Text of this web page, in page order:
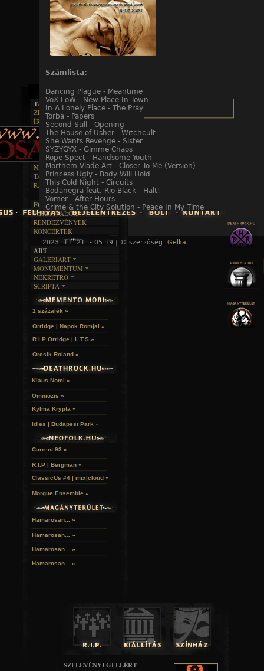
Számlista:
Dancing Plague - Meantime
VoX LoW - New Place In Town
In A Lonely Place - The Pray
Torba - Papers
Second Still - Opening
The House of Usher - Witchcult
She Wants Revenge - Sister
SYZYGYX - Gimme Chaos
Rope Spect - Handsome Youth
Morthem Vlade Art - Closer To Me (Version)
Princess Ugly - Body Will Hold
This Cold Night - Circuits
Bodanegra feat. Rio Black - Halt!
Vomer - After Hours
Crime & the City Solution - Peace In My Time
A hozzászóláshoz
2023. 11. 21. - 05:19 | © szerzőség: Gelka «
TAJTÉKOS LAPOK
ZENE
EGYÜTTESEK
INTERJÚK
FORDÍTÁSOK
DALSZÖVEGEK
ÍRÁSOK
IRODALOM
FILM
MŰVÉSZET
ÍRÁSTÖRTÉNET
BOSZORKÁNYKONYHA
FEKETE HUMOR
KÉPES
SZÖVEGES
RENDEZVÉNYEK
NEKROMANTIKA
AKTUÁLIS
A MÚLT
TAJTÉKOS NAPOK
R.I.P.
FOTÓGALÉRIA
FESZTIVÁLOK
RENDEZVÉNYEK
KONCERTEK
ART
GALERIART
ARTGALERI
KÉPREGÉNYEK
LAKÁSKULTS
MONUMENTUM
TEMETŐK
TEMPLOMOK
VÁRAK
HELYEK
NEKRETRO
SZUBKULT
FEKETE LYUK
RELIKVIÁK
SCRIPTA
NOVELLÁK
VERSEK
1 százalék »
Orridge | Napok Romjai »
R.I.P Orridge | L.T.S »
Orcsik Roland »
Klaus Nomi »
Omniozis »
Kylmä Krypta »
Idles | Budapest Park »
Current 93 »
R.I.P | Bergman »
ClassicUs #4 | mix|cloud »
Morgue Ensemble »
Hamarosan... »
Hamarosan... »
Hamarosan... »
Hamarosan... »
SZELEVÉNYI GELLÉRT